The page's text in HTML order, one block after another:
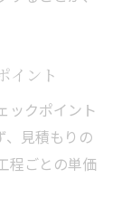
イント
ックポイント
、見積もりの
程ごとの単価